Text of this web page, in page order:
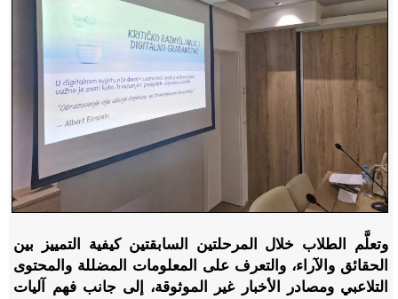
وتعلَّم الطلاب خلال المرحلتين السابقتين كيفية التمييز بين
الحقائق والآراء، والتعرف على المعلومات المضللة والمحتوى
التلاعبي ومصادر الأخبار غير الموثوقة، إلى جانب فهم آليات